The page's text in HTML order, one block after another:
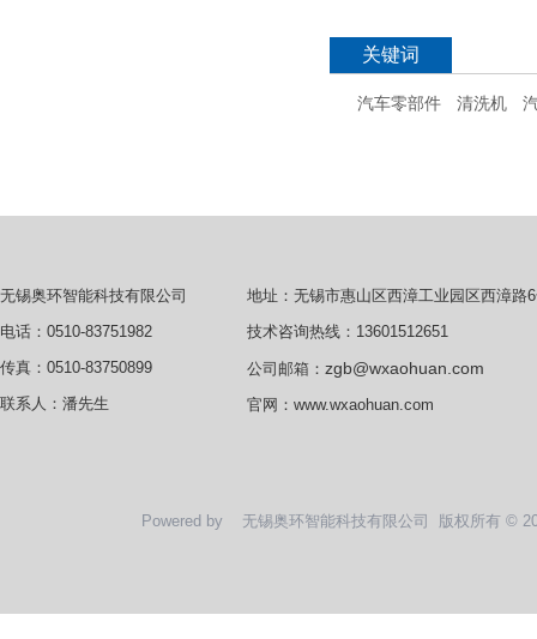
关键词
汽车零部件 清洗机
无锡奥环智能科技有限公司
电话：0510-83751982
传真：0510-83750899
联系人：潘先生
地址：无锡市惠山区西漳工业园区西漳路
技术咨询热线：13601512651
公司邮箱： zgb@wxaohuan.com
官网： www.wxaohuan.com
Powered by 无锡奥环智能科技有限公司 版权所有 ©